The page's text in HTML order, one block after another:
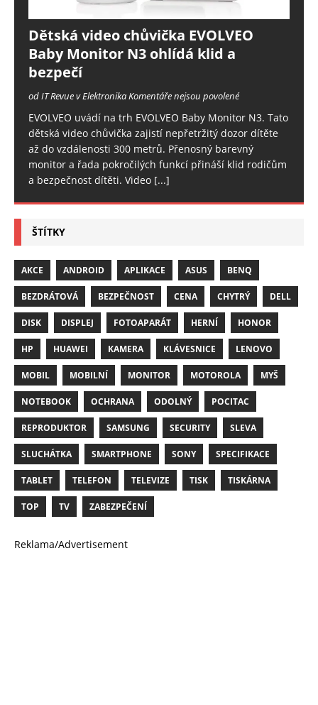
Dětská video chůvička EVOLVEO
Baby Monitor N3 ohlídá klid a
bezpečí
od IT Revue v ElektronikaKomentáře nejsou povolené
EVOLVEO uvádí na trh EVOLVEO Baby Monitor N3. Tato
dětská video chůvička zajistí nepřetržitý dozor dítěte
až do vzdálenosti 300 metrů. Přenosný barevný
monitor a řada pokročilých funkcí přináší klid rodičům
a bezpečnost dítěti. Video [...]
ŠTÍTKY
AKCE ANDROID APLIKACE ASUS BENQ
BEZDRÁTOVÁ BEZPEČNOST CENA CHYTRÝ DELL
DISK DISPLEJ FOTOAPARÁT HERNÍ HONOR
HP HUAWEI KAMERA KLÁVESNICE LENOVO
MOBIL MOBILNÍ MONITOR MOTOROLA MYŠ
NOTEBOOK OCHRANA ODOLNÝ POCITAC
REPRODUKTOR SAMSUNG SECURITY SLEVA
SLUCHÁTKA SMARTPHONE SONY SPECIFIKACE
TABLET TELEFON TELEVIZE TISK TISKÁRNA
TOP TV ZABEZPEČENÍ
Reklama/Advertisement